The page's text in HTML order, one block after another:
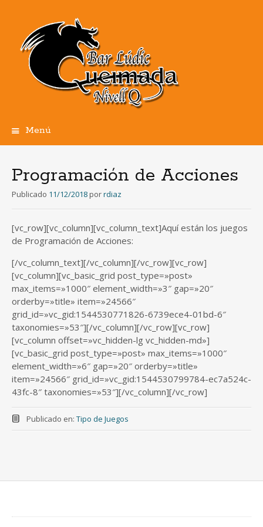
Menú
Programación de Acciones
Publicado 11/12/2018 porrdiaz
[vc_row][vc_column][vc_column_text]Aquí están los juegos
de Programación de Acciones:
[/vc_column_text][/vc_column][/vc_row][vc_row]
[vc_column][vc_basic_grid post_type=»post»
max_items=»1000″ element_width=»3″ gap=»20″
orderby=»title» item=»24566″
grid_id=»vc_gid:1544530771826-6739ece4-01bd-6″
taxonomies=»53″][/vc_column][/vc_row][vc_row]
[vc_column offset=»vc_hidden-lg vc_hidden-md»]
[vc_basic_grid post_type=»post» max_items=»1000″
element_width=»6″ gap=»20″ orderby=»title»
item=»24566″ grid_id=»vc_gid:1544530799784-ec7a524c-
43fc-8″ taxonomies=»53″][/vc_column][/vc_row]
Publicado en: Tipo de Juegos